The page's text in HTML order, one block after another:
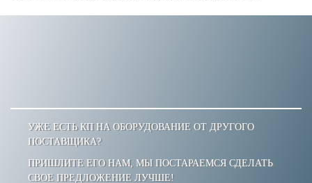
УЖЕ ЕСТЬ КП НА ОБОРУДОВАНИЕ ОТ ДРУГОГО
ПОСТАВЩИКА?
ПРИШЛИТЕ ЕГО НАМ, МЫ ПОСТАРАЕМСЯ СДЕЛАТЬ
СВОЕ ПРЕДЛОЖЕНИЕ ЛУЧШЕ!